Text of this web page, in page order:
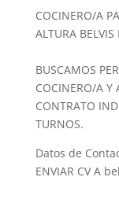
COCINERO/A
ALTURA
BUSCAMOS
COCINERO/A Y
CONTRATO
TURNOS.
Datos de
ENVIAR CV A